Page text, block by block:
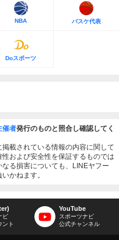
NBA バスケ代表
Doスポーツ
催者発行のものと照合し確認してく
載されている情報の内容に関して
および安全性を保証するものでは
る損害についても、LINEヤフー
かねます。
ビ
ント
YouTube
スポーツナビ
公式チャンネル